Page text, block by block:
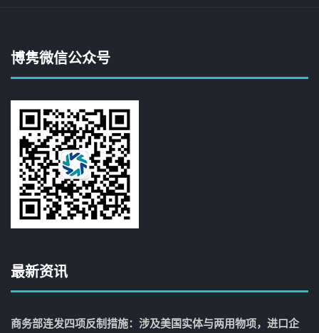
博隽微信公众号
最新资讯
商务部连发四项反制措施：涉及美国实体与两用物项，进口企